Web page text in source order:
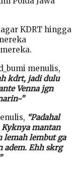
KDRT hingga
menulis,
kdrt, jadi dulu
Venna jgn
“Padahal
Kyknya mantan
lemah lembut ga
adem. Ehh skrg